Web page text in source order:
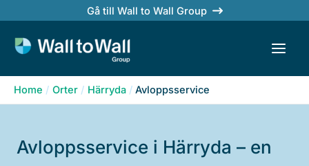
content
Gå till Wall to Wall Group
Home Orter Härryda Avloppsservice
Avloppsservice i Härryda – en